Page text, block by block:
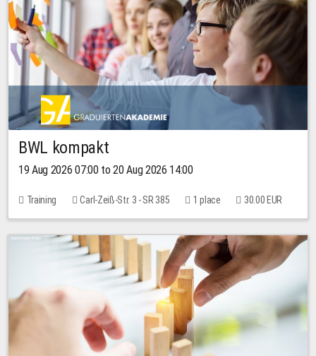
BWL kompakt
19 Aug 2026 07:00 to 20 Aug 2026 14:00
Training Carl-Zeiß-Str. 3 - SR 385 1 place 30.00 EUR